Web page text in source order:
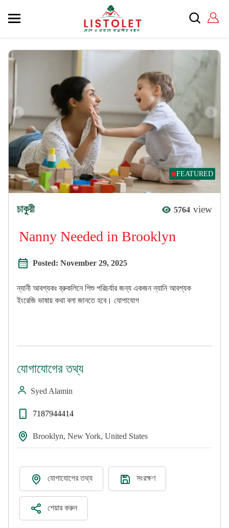
FEATURED
চাকুরী 5764 view
Nanny Needed in Brooklyn
Posted: November 29, 2025
ন্যানী আবশ্যকঃ ব্রুকলিনে শিশু পরিচর্যার জন্য একজন ন্যানি আবশ্যক
ইংরেজি ভাষায় কথা বলা জানতে হবে। যোগাযোগ
যোগাযোগের তথ্য
Syed Alamin
7187944414
Brooklyn, New York, United States
যোগাযোগের তথ্য সংরক্ষণ
শেয়ার করুন